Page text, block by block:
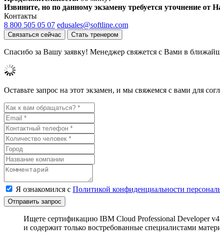
Извините, но по данному экзамену требуется уточнение от
Контакты
8 800 505 05 07 edusales@softline.com
Связаться сейчас Стать тренером
Спасибо за Вашу заявку! Менеджер свяжется с Вами в
Оставьте запрос на этот экзамен, и мы свяжемся с вами для
Я ознакомился с Политикой конфиденциальности
Отправить запрос
Ищете сертификацию IBM Cloud Professional Developer
и содержит только востребованные специалистами